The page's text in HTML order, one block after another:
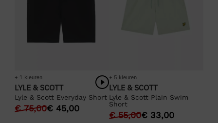
+ 1 kleuren
LYLE & SCOTT
Lyle & Scott Everyday Short
€75,00€ 45,00
+ 5 kleuren
LYLE & SCOTT
Lyle & Scott Plain Swim
Short
€55,00€ 33,00